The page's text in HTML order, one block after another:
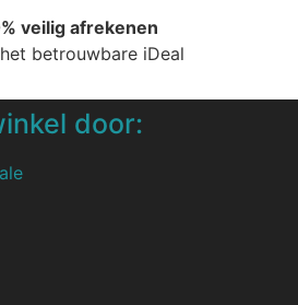
veilig afrekenen
betrouwbare iDeal
door: